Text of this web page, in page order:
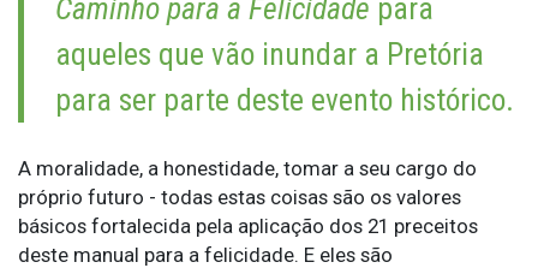
Caminho para a Felicidade para
aqueles que vão inundar a Pretória
para ser parte deste evento histórico.
A moralidade, a honestidade, tomar a seu cargo do
próprio futuro - todas estas coisas são os valores
básicos fortalecida pela aplicação dos 21 preceitos
deste manual para a felicidade. E eles são